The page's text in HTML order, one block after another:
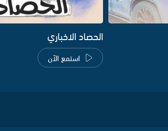
الحصاد الاخباري
استمع الآن